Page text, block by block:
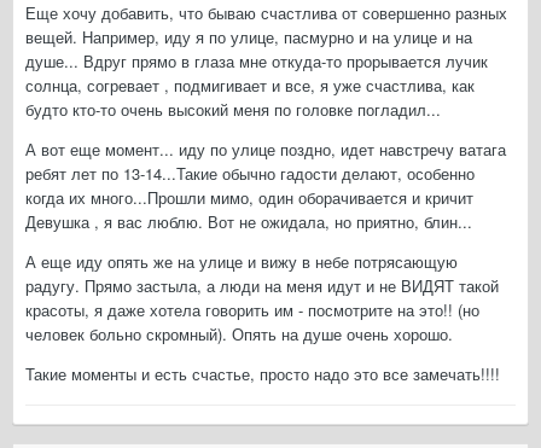
Еще хочу добавить, что бываю счастлива от совершенно разных
вещей. Например, иду я по улице, пасмурно и на улице и на
душе... Вдруг прямо в глаза мне откуда-то прорывается лучик
солнца, согревает , подмигивает и все, я уже счастлива, как
будто кто-то очень высокий меня по головке погладил...
А вот еще момент... иду по улице поздно, идет навстречу ватага
ребят лет по 13-14...Такие обычно гадости делают, особенно
когда их много...Прошли мимо, один оборачивается и кричит
Девушка , я вас люблю. Вот не ожидала, но приятно, блин...
А еще иду опять же на улице и вижу в небе потрясающую
радугу. Прямо застыла, а люди на меня идут и не ВИДЯТ такой
красоты, я даже хотела говорить им - посмотрите на это!! (но
человек больно скромный). Опять на душе очень хорошо.
Такие моменты и есть счастье, просто надо это все замечать!!!!